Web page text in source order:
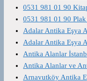
0531 981 01 90
0531 981 01 90
Adalar Antika Eşya
Adalar Antika Eşya
Antika Alanlar
Antika Alanlar ve
Arnavutköy Antika